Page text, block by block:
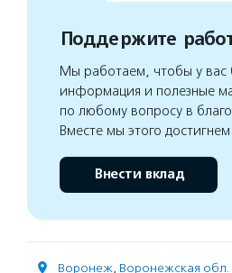
Поддержите
Мы работаем, чтобы у вас
информация и полезные
по любому вопросу в
Вместе мы этого достигнем
Внести вклад
Воронеж, Воронежская обл.